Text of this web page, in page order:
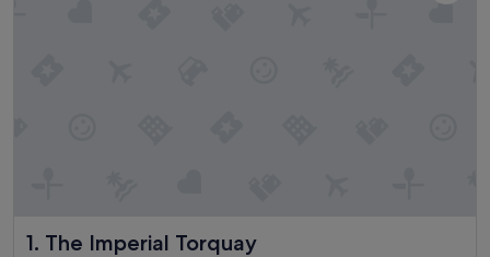
1. The Imperial Torquay
The Imperial Torquay